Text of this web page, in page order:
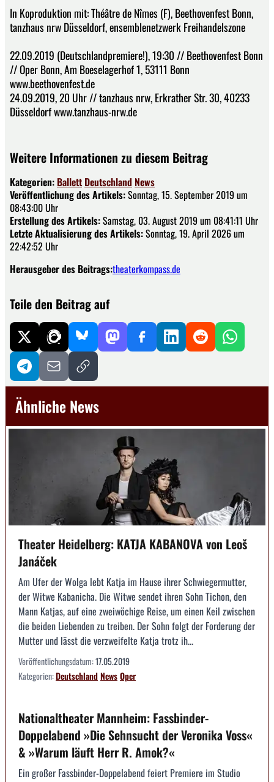
In Koproduktion mit: Théâtre de Nîmes (F), Beethovenfest Bonn,
tanzhaus nrw Düsseldorf, ensemblenetzwerk Freihandelszone
22.09.2019 (Deutschlandpremiere!), 19:30 // Beethovenfest Bonn
// Oper Bonn, Am Boeselagerhof 1, 53111 Bonn
www.beethovenfest.de
24.09.2019, 20 Uhr // tanzhaus nrw, Erkrather Str. 30, 40233
Düsseldorf www.tanzhaus-nrw.de
Weitere Informationen zu diesem Beitrag
Kategorien: Ballett Deutschland News
Veröffentlichung des Artikels:Sonntag, 15. September 2019 um
08:43:00 Uhr
Erstellung des Artikels:Samstag, 03. August 2019 um 08:41:11 Uhr
Letzte Aktualisierung des Artikels:Sonntag, 19. April 2026 um
22:42:52 Uhr
Herausgeber des Beitrags:theaterkompass.de
Teile den Beitrag auf
Ähnliche News
Theater Heidelberg: KATJA KABANOVA von Leoš
Janáček
Am Ufer der Wolga lebt Katja im Hause ihrer Schwiegermutter,
der Witwe Kabanicha. Die Witwe sendet ihren Sohn Tichon, den
Mann Katjas, auf eine zweiwöchige Reise, um einen Keil zwischen
die beiden Liebenden zu treiben. Der Sohn folgt der Forderung der
Mutter und lässt die verzweifelte Katja trotz ih...
Veröffentlichungsdatum:17.05.2019
Kategorien:DeutschlandNewsOper
Nationaltheater Mannheim: Fassbinder-
Doppelabend »Die Sehnsucht der Veronika Voss«
& »Warum läuft Herr R. Amok?«
Ein großer Fassbinder-Doppelabend feiert Premiere im Studio